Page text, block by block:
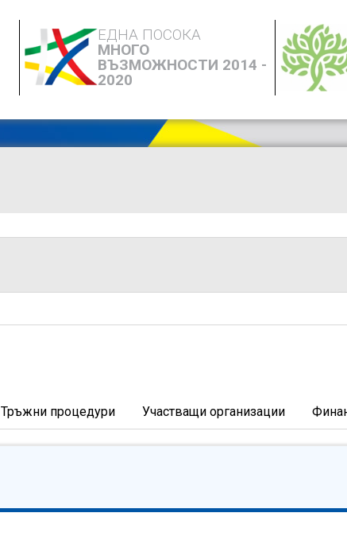
ЕДНА ПОСОКА
МНОГО
ВЪЗМОЖНОСТИ 2014 -
2020
Тръжни процедури Участващи организации